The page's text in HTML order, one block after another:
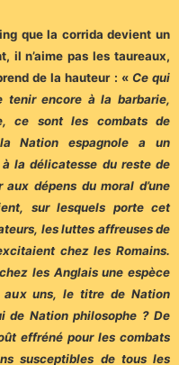
que la corrida devient un
il n’aime pas les taureaux,
de la hauteur : « Ce qui
tenir encore à la barbarie,
ce sont les combats de
Nation espagnole a un
la délicatesse du reste de
dépens du moral d’une
sur lesquels porte cet
les luttes affreuses de
chez les Romains.
les Anglais une espèce
aux uns, le titre de Nation
de Nation philosophe ? De
effréné pour les combats
susceptibles de tous les